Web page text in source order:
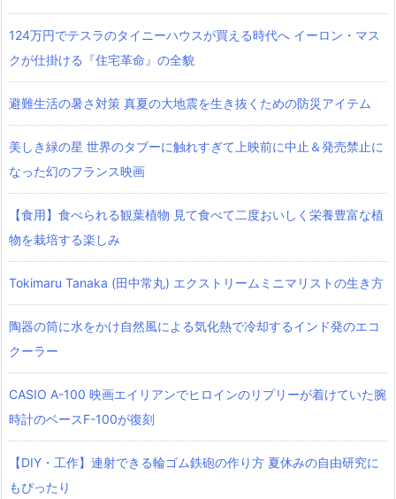
124万円でテスラのタイニーハウスが買える時代へ イーロン・マス
クが仕掛ける『住宅革命』の全貌
避難生活の暑さ対策 真夏の大地震を生き抜くための防災アイテム
美しき緑の星 世界のタブーに触れすぎて上映前に中止＆発売禁止に
なった幻のフランス映画
【食用】食べられる観葉植物 見て食べて二度おいしく栄養豊富な植
物を栽培する楽しみ
Tokimaru Tanaka (田中常丸) エクストリームミニマリストの生き方
陶器の筒に水をかけ自然風による気化熱で冷却するインド発のエコ
クーラー
CASIO A-100 映画エイリアンでヒロインのリプリーが着けていた腕
時計のベースF-100が復刻
【DIY・工作】連射できる輪ゴム鉄砲の作り方 夏休みの自由研究に
もぴったり